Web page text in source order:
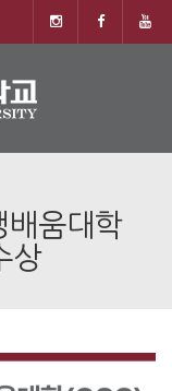
배움대학
상